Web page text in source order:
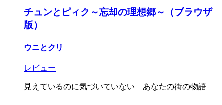
チュンとピィク～忘却の理想郷～（ブラウザ
版）
ウニとクリ
レビュー
見えているのに気づいていない あなたの街の物語